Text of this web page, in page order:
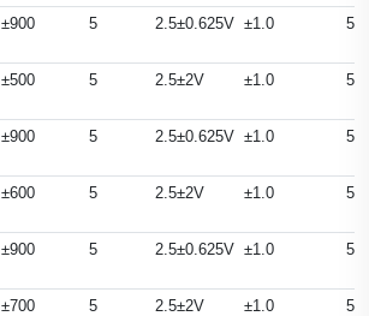
±900 5 2.5±0.625V ±1.0 50
±500 5 2.5±2V ±1.0 50
±900 5 2.5±0.625V ±1.0 50
±600 5 2.5±2V ±1.0 50
±900 5 2.5±0.625V ±1.0 50
±700 5 2.5±2V ±1.0 50